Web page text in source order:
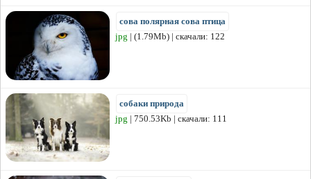
сова полярная сова птица
jpg | (1.79Mb) | скачали: 122
собаки природа
jpg | 750.53Kb | скачали: 111